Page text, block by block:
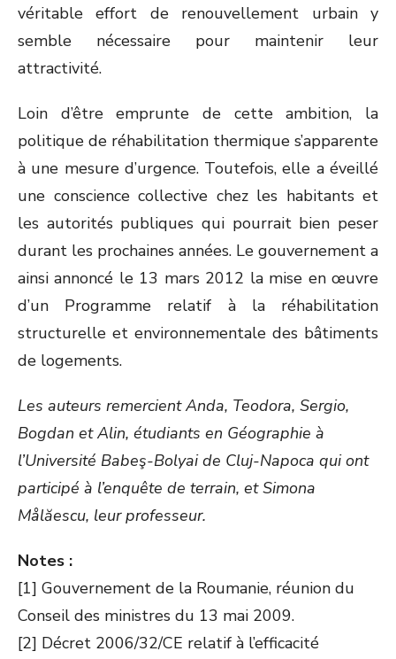
véritable effort de renouvellement urbain y
semble nécessaire pour maintenir leur
attractivité.
Loin d’être emprunte de cette ambition, la
politique de réhabilitation thermique s’apparente
à une mesure d’urgence. Toutefois, elle a éveillé
une conscience collective chez les habitants et
les autorités publiques qui pourrait bien peser
durant les prochaines années. Le gouvernement a
ainsi annoncé le 13 mars 2012 la mise en œuvre
d’un Programme relatif à la réhabilitation
structurelle et environnementale des bâtiments
de logements.
Les auteurs remercient Anda, Teodora, Sergio,
Bogdan et Alin, étudiants en Géographie à
l’Université Babeş-Bolyai de Cluj-Napoca qui ont
participé à l’enquête de terrain, et Simona
Målăescu, leur professeur.
Notes :
[1] Gouvernement de la Roumanie, réunion du
Conseil des ministres du 13 mai 2009.
[2] Décret 2006/32/CE relatif à l’efficacité